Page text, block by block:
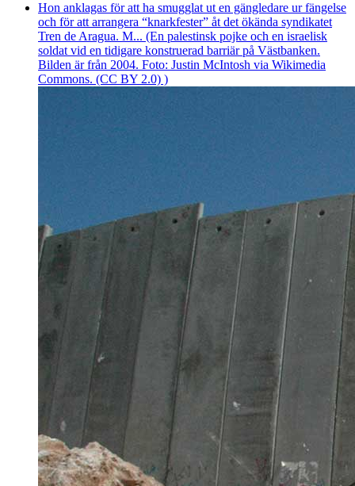
Hon anklagas för att ha smugglat ut en gängledare ur fängelse
och för att arrangera “knarkfester” åt det ökända syndikatet
Tren de Aragua. M... (En palestinsk pojke och en israelisk
soldat vid en tidigare konstruerad barriär på Västbanken.
Bilden är från 2004. Foto: Justin McIntosh via Wikimedia
Commons. (CC BY 2.0) )